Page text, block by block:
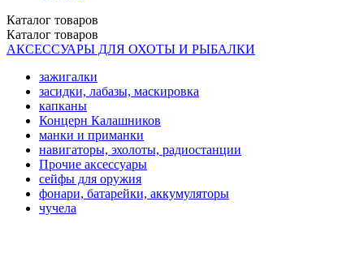
Каталог товаров
Каталог товаров
АКСЕССУАРЫ ДЛЯ ОХОТЫ И РЫБАЛКИ
зажигалки
засидки, лабазы, маскировка
капканы
Концерн Калашников
манки и приманки
навигаторы, эхолоты, радиостанции
Прочие аксессуары
сейфы для оружия
фонари, батарейки, аккумуляторы
чучела